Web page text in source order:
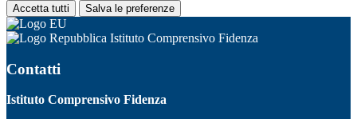
Accetta tutti Salva le preferenze
Istituto Comprensivo Fidenza
Contatti
Istituto Comprensivo Fidenza